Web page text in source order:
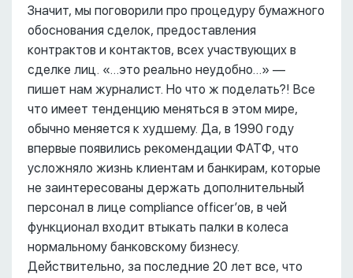
Значит, мы поговорили про процедуру бумажного
обоснования сделок, предоставления
контрактов и контактов, всех участвующих в
сделке лиц. «…это реально неудобно…» ––
пишет нам журналист. Но что ж поделать?! Все
что имеет тенденцию меняться в этом мире,
обычно меняется к худшему. Да, в 1990 году
впервые появились рекомендации ФАТФ, что
усложняло жизнь клиентам и банкирам, которые
не заинтересованы держать дополнительный
персонал в лице compliance officer’ов, в чей
функционал входит втыкать палки в колеса
нормальному банковскому бизнесу.
Действительно, за последние 20 лет все, что